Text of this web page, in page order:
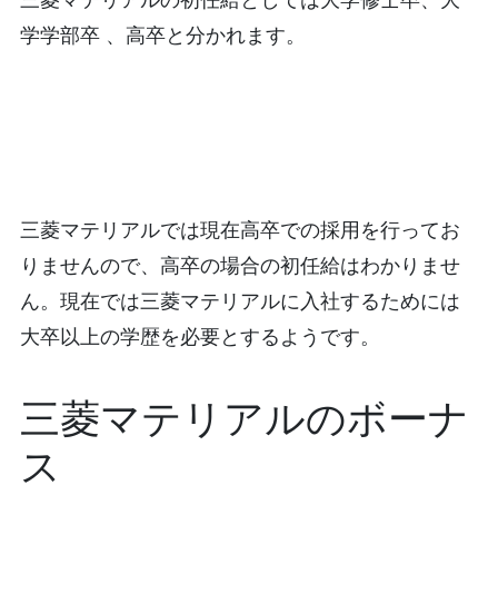
学学部卒 、高卒と分かれます。
三菱マテリアルでは現在高卒での採用を行ってお
りませんので、高卒の場合の初任給はわかりませ
ん。現在では三菱マテリアルに入社するためには
大卒以上の学歴を必要とするようです。
三菱マテリアルのボーナ
ス